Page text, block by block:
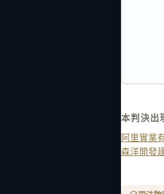
本判決出
阿里實業
森洋開發